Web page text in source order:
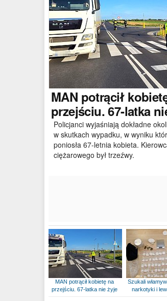
MAN potrącił
przejściu. 67-latka
Policjanci wyjaśniają dokładne
w skutkach wypadku, w wyniku
poniosła 67-letnia kobieta.
ciężarowego był trzeźwy.
MAN potrącił kobietę na
przejściu. 67-latka nie żyje
Szukali
narkotyki i